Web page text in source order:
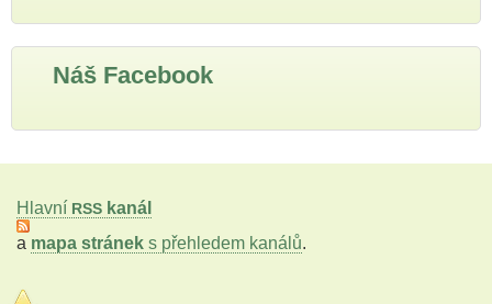
Náš Facebook
Hlavní RSS kanál
a mapa stránek s přehledem kanálů.